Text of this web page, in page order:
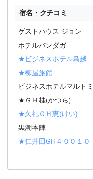
宿名・クチコミ
ゲストハウス ジョン
ホテルバンダガ
★ビジネスホテル鳥越
★柳屋旅館
ビジネスホテルマルトミ
★ＧＨ桂(かつら)
★久礼ＧＨ恵(けい)
黒潮本陣
★仁井田GH４００１０